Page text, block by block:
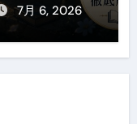
7月 6, 2026